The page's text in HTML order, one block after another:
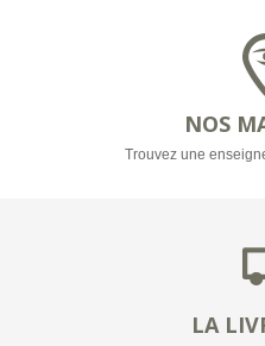
NOS
Trouvez une
LA